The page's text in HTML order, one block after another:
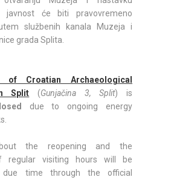
javnost će biti pravovremeno
službenih kanala Muzeja i
grada Splita.
of Croatian Archaeological
Split
(Gunjačina 3, Split) is
due to ongoing energy
the reopening and the
regular visiting hours will be
due time through the official